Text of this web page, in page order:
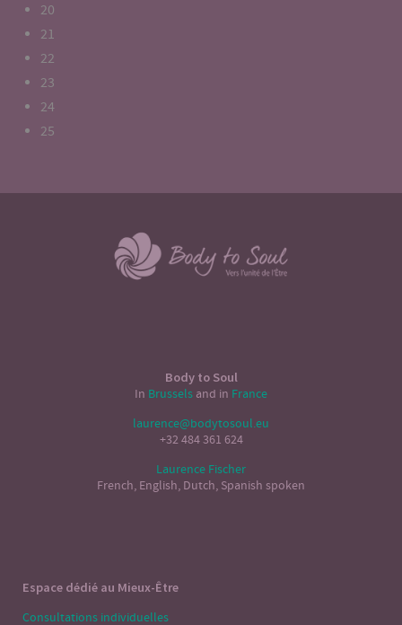
20
21
22
23
24
25
Body to Soul
In Brussels and in France
laurence@bodytosoul.eu
+32 484 361 624
Laurence Fischer
French, English, Dutch, Spanish spoken
Espace dédié au Mieux-Être
Consultations individuelles